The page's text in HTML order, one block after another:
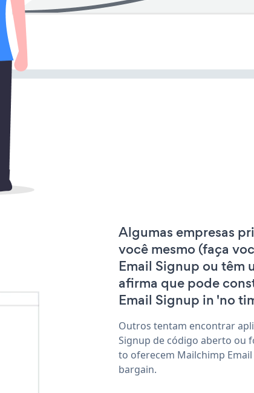
Algumas empresas
você mesmo (faça
Email Signup ou têm
afirma que pode
Email Signup in 'no
Outros tentam encontrar
Signup de código aberto ou
to oferecem Mailchimp
bargain.